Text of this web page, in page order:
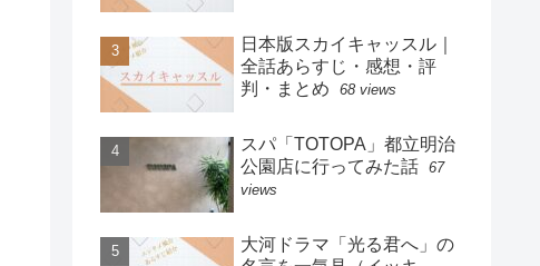
日本版スカイキャッスル｜
全話あらすじ・感想・評
判・まとめ
68 views
スパ「TOTOPA」都立明治
公園店に行ってみた話 67
views
大河ドラマ「光る君へ」の